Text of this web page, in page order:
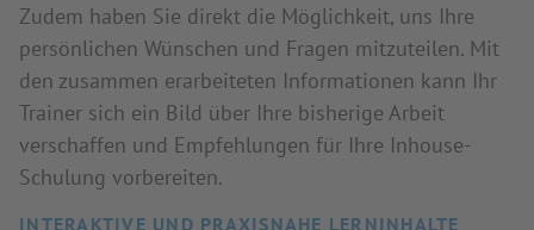
Zudem haben Sie direkt die Möglichkeit, uns Ihre
persönlichen Wünschen und Fragen mitzuteilen. Mit
den zusammen erarbeiteten Informationen kann Ihr
Trainer sich ein Bild über Ihre bisherige Arbeit
verschaffen und Empfehlungen für Ihre Inhouse-
Schulung vorbereiten.
INTERAKTIVE UND PRAXISNAHE LERNINHALTE